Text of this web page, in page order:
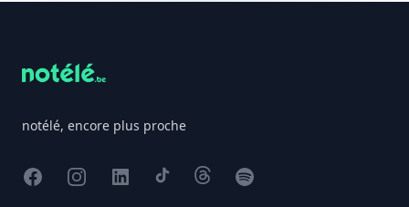
notélé, encore plus proche
FacebookInstagram
X TikTokThreadsSpotify